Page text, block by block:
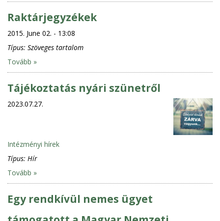
Raktárjegyzékek
2015. June 02. - 13:08
Típus: Szöveges tartalom
Tovább »
Tájékoztatás nyári szünetről
2023.07.27.
Intézményi hírek
Típus: Hír
Tovább »
Egy rendkívül nemes ügyet